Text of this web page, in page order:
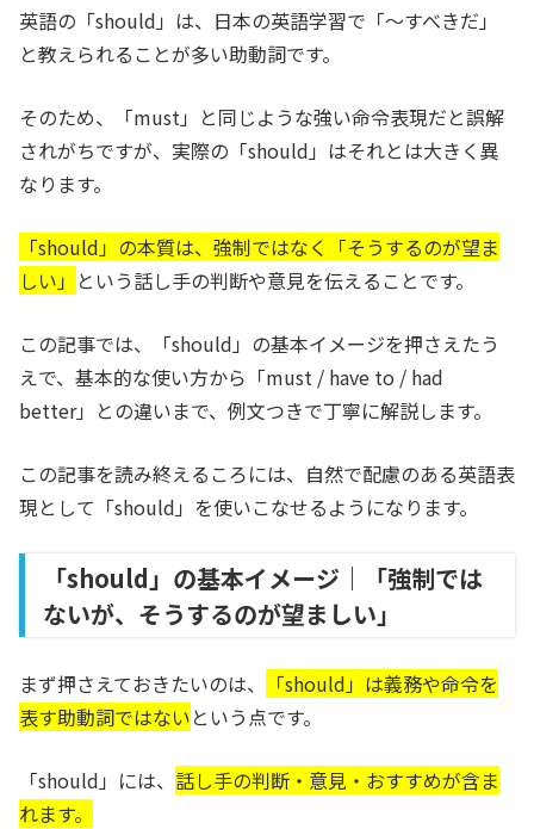
英語の「should」は、日本の英語学習で「〜すべきだ」
と教えられることが多い助動詞です。
そのため、「must」と同じような強い命令表現だと誤解
されがちですが、実際の「should」はそれとは大きく異
なります。
「should」の本質は、強制ではなく「そうするのが望ま
しい」 という話し手の判断や意見を伝えることです。
この記事では、「should」の基本イメージを押さえたう
えで、基本的な使い方から「must / have to / had
better」との違いまで、例文つきで丁寧に解説します。
この記事を読み終えるころには、自然で配慮のある英語表
現として「should」を使いこなせるようになります。
「should」の基本イメージ｜「強制では
ないが、そうするのが望ましい」
まず押さえておきたいのは、
「should」は義務や命令を
表す助動詞ではないという点です。
「should」には、 話し手の判断・意見・おすすめが含ま
れます。